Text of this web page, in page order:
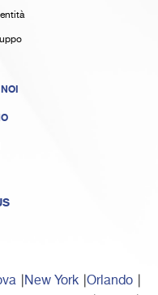
New York Orlando